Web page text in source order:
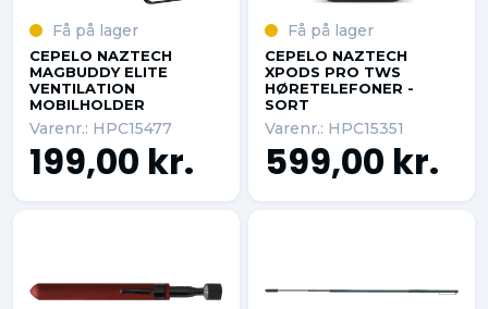
Få på lager
CEPELO NAZTECH
MAGBUDDY ELITE
VENTILATION
MOBILHOLDER
Varenr.: HPC15477
199,00 kr.
Få på lager
CEPELO NAZTECH
XPODS PRO TWS
HØRETELEFONER -
SORT
Varenr.: HPC15351
599,00 kr.